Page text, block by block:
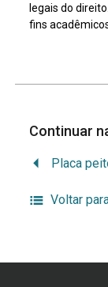
legais do
fins
Continuar
Voltar